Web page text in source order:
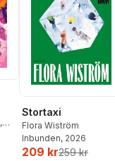
,
Stortaxi
Flora Wiström
Inbunden, 2026
209 kr259 kr